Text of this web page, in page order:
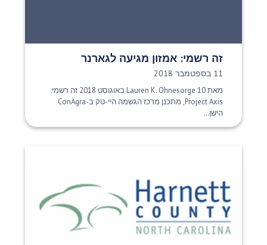
זה רשמי: אמזון מגיעה לגארנר
תאריך פרסום:
11 בספטמבר 2018
מאת Lauren K. Ohnesorge 10 באוגוסט 2018 זה רשמי:
Project Axis, מתכנן מרכז הגשמה היי-טק ב-ConAgra
הישן...